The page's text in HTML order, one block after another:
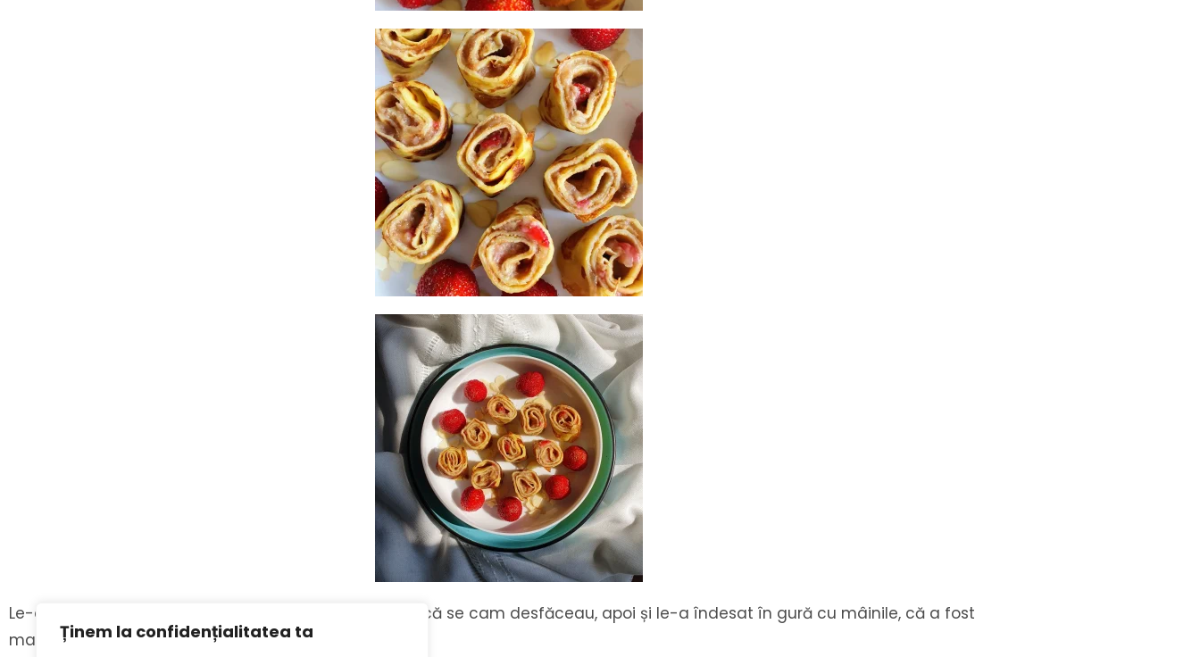
Ținem la confidențialitatea ta
Le-a mâncat tacticos, cu furculița, până s-a plictisit, că se cam desfăceau, apoi și le-a îndesat în gură cu mâinile, că a fost
mai eficient.